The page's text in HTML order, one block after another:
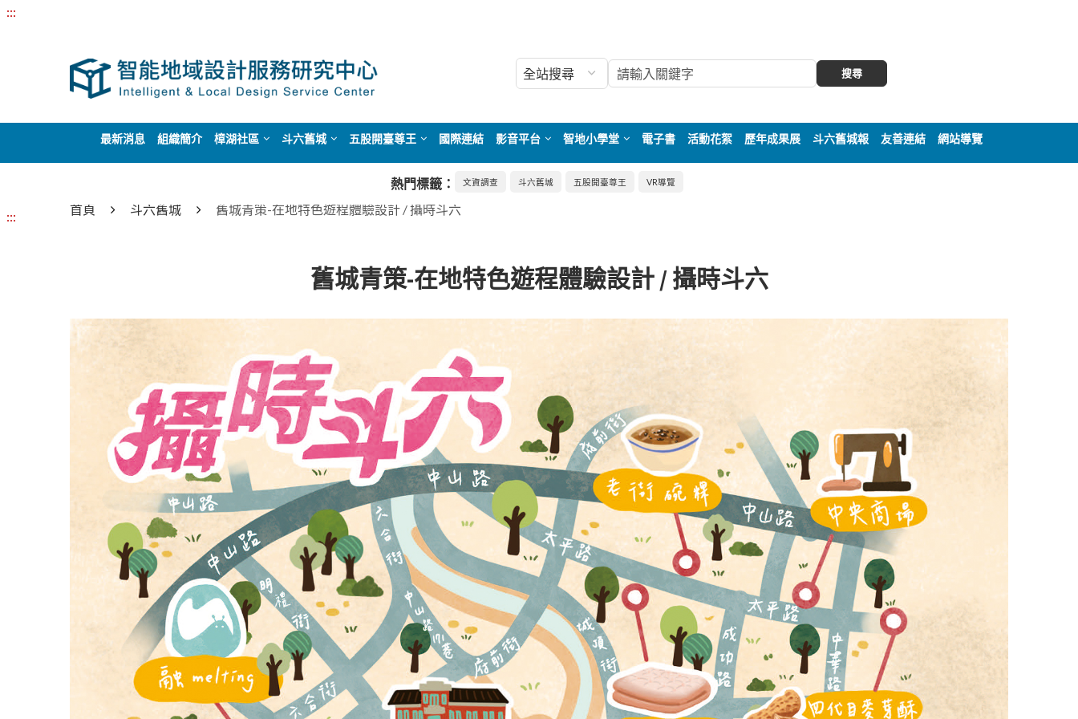
:::
搜尋
最新消息 組織簡介 樟湖社區 斗六舊城 五股開臺尊王 國際連結 影音平台 智地小學堂 電子書 活動花絮 歷年成果展 斗六舊城報 友善連結 網站導覽
熱門標籤： 文資調查 斗六舊城 五股開臺尊王 VR導覽
::: 首頁 斗六舊城 舊城青策-在地特色遊程體驗設計 / 攝時斗六
舊城青策-在地特色遊程體驗設計 / 攝時斗六